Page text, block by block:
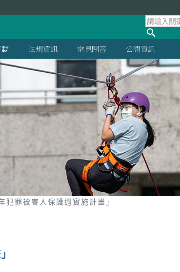
法規資訊 常見問答 公開資訊
犯罪被害人保護週實施計畫」